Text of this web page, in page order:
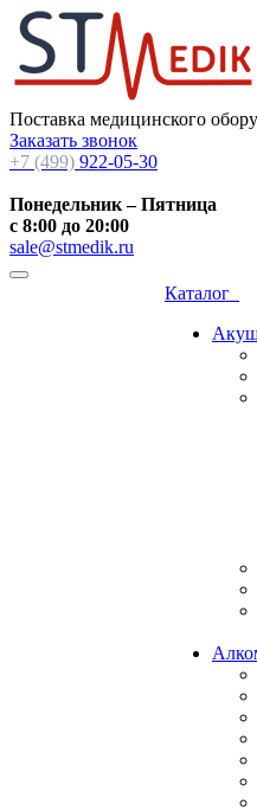
Поставка медицинского
Заказать звонок
+7 (499) 922-05-30
Понедельник – Пятница
с 8:00 до 20:00
sale@stmedik.ru
Каталог